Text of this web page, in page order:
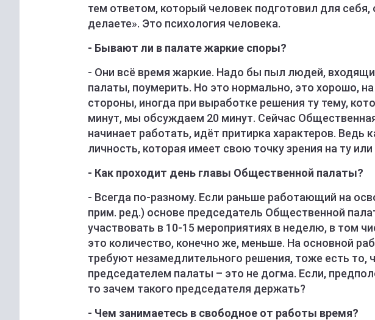
тем ответом, который человек подготовил для себя,
делаете». Это психология человека.
- Бывают ли в палате жаркие споры?
- Они всё время жаркие. Надо бы пыл людей,
палаты, поумерить. Но это нормально, это хорошо,
стороны, иногда при выработке решения ту тему,
минут, мы обсуждаем 20 минут. Сейчас
начинает работать, идёт притирка характеров. Ведь
личность, которая имеет свою точку зрения на ту
- Как проходит день главы Общественной палаты?
- Всегда по-разному. Если раньше работающий на
прим. ред.) основе председатель Общественной
участвовать в 10-15 мероприятиях в неделю, в том
это количество, конечно же, меньше. На основной
требуют незамедлительного решения, тоже есть то,
председателем палаты – это не догма. Если,
то зачем такого председателя держать?
- Чем занимаетесь в свободное от работы время?